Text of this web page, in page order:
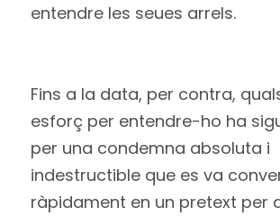
entendre les seues arrels.
Fins a la data, per contra,
esforç per entendre-ho ha
per una condemna absoluta i
indestructible que es va
ràpidament en un pretext per